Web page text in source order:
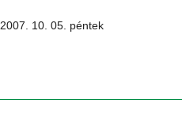
2007. 10. 05. péntek